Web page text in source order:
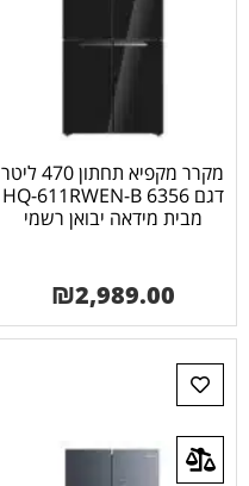
מקרר מקפיא תחתון 470 ליטר
דגם 6356 HQ-611RWEN-B
מבית מידאה יבואן רשמי
₪2,989.00